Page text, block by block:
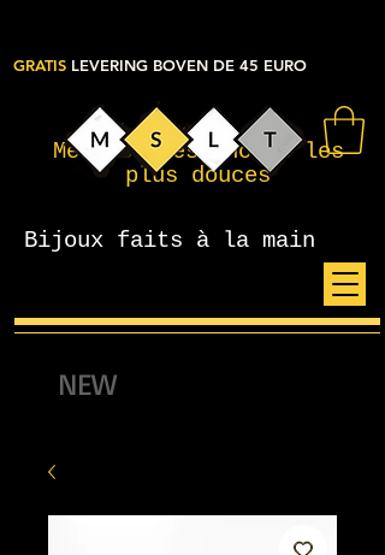
Mes petites choses les
plus douces
Bijoux faits à la main
GRATIS LEVERING BOVEN DE 45 EURO
NEW